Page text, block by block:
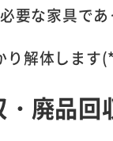
要な家具であ
り解体しま
廃品回